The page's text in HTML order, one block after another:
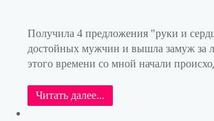
Получила 4 предложения "руки и
достойных мужчин и вышла замуж за
этого времени со мной начали
Читать далее...